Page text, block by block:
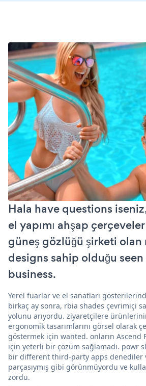
Hala have questions
el yapımı ahşap
güneş gözlüğü şirketi olan
designs sahip olduğu
business.
Yerel fuarlar ve el sanatları
birkaç ay sonra, rbia shades çevrimiçi
yolunu arıyordu. ziyaretçilere
ergonomik tasarımlarını görsel olarak
göstermek için wanted. onların Ascend
için yeterli bir çözüm sağlamadı. powr
bir different third-party apps denediler
parçasıymış gibi görünmüyordu ve
zordu.